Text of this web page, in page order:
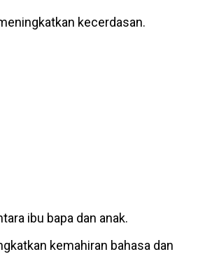
kecerdasan.
ibu bapa dan anak.
kemahiran bahasa dan